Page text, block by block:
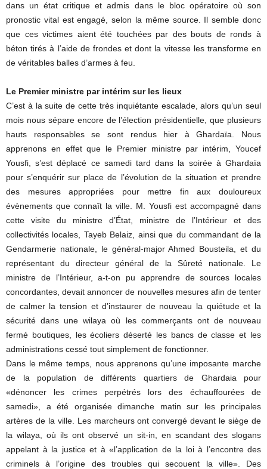
dans un état critique et admis dans le bloc opératoire où son
pronostic vital est engagé, selon la même source. Il semble donc
que ces victimes aient été touchées par des bouts de ronds à
béton tirés à l’aide de frondes et dont la vitesse les transforme en
de véritables balles d’armes à feu.
Le Premier ministre par intérim sur les lieux
C’est à la suite de cette très inquiétante escalade, alors qu’un seul
mois nous sépare encore de l’élection présidentielle, que plusieurs
hauts responsables se sont rendus hier à Ghardaïa. Nous
apprenons en effet que le Premier ministre par intérim, Youcef
Yousfi, s’est déplacé ce samedi tard dans la soirée à Ghardaïa
pour s’enquérir sur place de l’évolution de la situation et prendre
des mesures appropriées pour mettre fin aux douloureux
évènements que connaît la ville. M. Yousfi est accompagné dans
cette visite du ministre d’État, ministre de l’Intérieur et des
collectivités locales, Tayeb Belaiz, ainsi que du commandant de la
Gendarmerie nationale, le général-major Ahmed Bousteila, et du
représentant du directeur général de la Sûreté nationale. Le
ministre de l’Intérieur, a-t-on pu apprendre de sources locales
concordantes, devait annoncer de nouvelles mesures afin de tenter
de calmer la tension et d’instaurer de nouveau la quiétude et la
sécurité dans une wilaya où les commerçants ont de nouveau
fermé boutiques, les écoliers déserté les bancs de classe et les
administrations cessé tout simplement de fonctionner.
Dans le même temps, nous apprenons qu’une imposante marche
de la population de différents quartiers de Ghardaia pour
«dénoncer les crimes perpétrés lors des échauffourées de
samedi», a été organisée dimanche matin sur les principales
artères de la ville. Les marcheurs ont convergé devant le siège de
la wilaya, où ils ont observé un sit-in, en scandant des slogans
appelant à la justice et à «l’application de la loi à l’encontre des
criminels à l’origine des troubles qui secouent la ville». Des